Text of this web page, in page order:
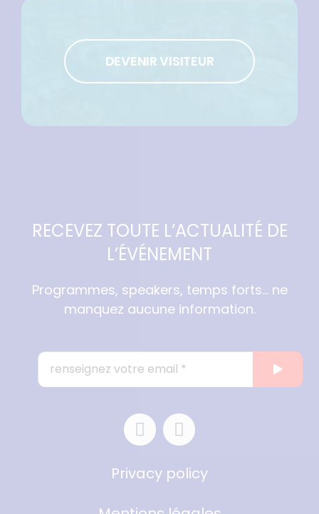
DEVENIR VISITEUR
RECEVEZ TOUTE L’ACTUALITÉ DE
L’ÉVÉNEMENT
Programmes, speakers, temps forts… ne
manquez aucune information.
Privacy policy